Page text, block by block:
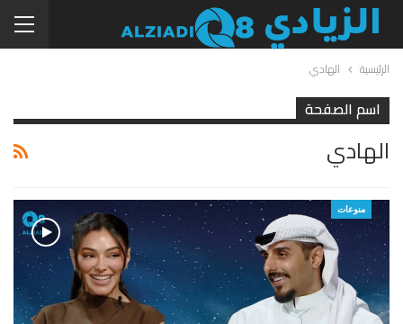
الرئيسية الهادي
اسم الصفحة
الهادي
منوعات